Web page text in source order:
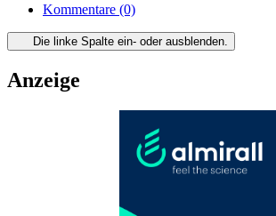
Kommentare (0)
Die linke Spalte ein- oder ausblenden.
Anzeige